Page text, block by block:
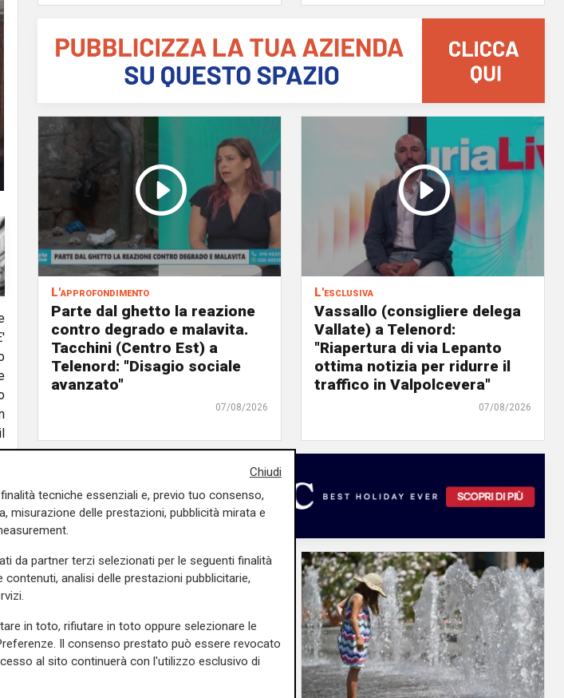
L'approfondimento
Parte dal ghetto la reazione
contro degrado e malavita.
Tacchini (Centro Est) a
Telenord: "Disagio sociale
avanzato"
07/08/2026
L'esclusiva
Vassallo (consigliere delega
Vallate) a Telenord:
"Riapertura di via Lepanto
ottima notizia per ridurre il
traffico in Valpolcevera"
07/08/2026
Chiudi
tecniche essenziali e, previo tuo consenso,
misurazione delle prestazioni, pubblicità mirata e
da partner terzi selezionati per le seguenti finalità
analisi delle prestazioni pubblicitarie,
in toto, rifiutare in toto oppure selezionare le
Il consenso prestato può essere revocato
al sito continuerà con l'utilizzo esclusivo di